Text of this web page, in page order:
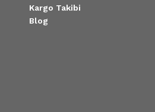
Kargo Takibi
Blog